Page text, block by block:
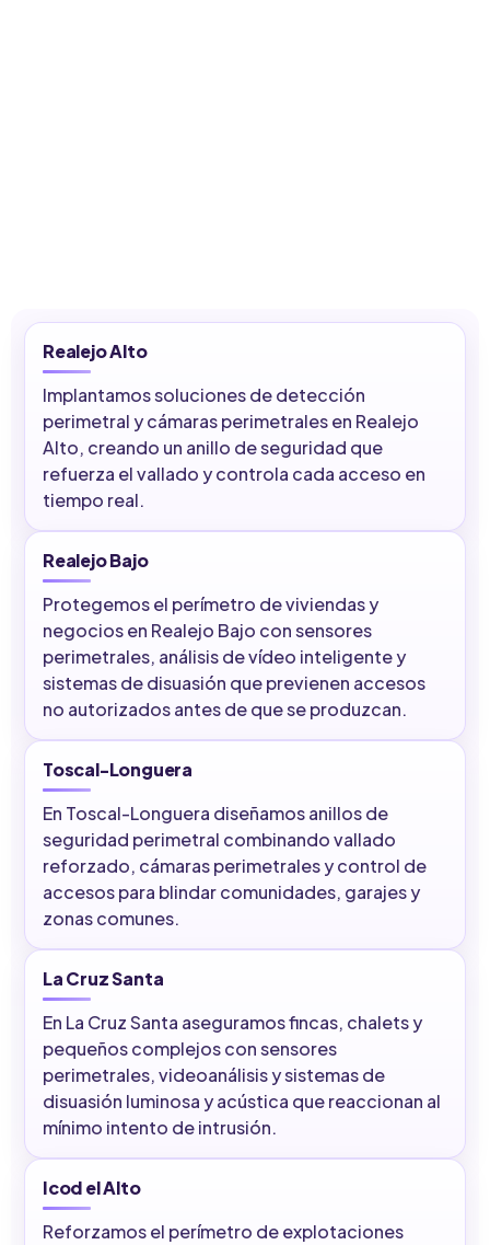
Realejo Alto
Implantamos soluciones de detección
perimetral y cámaras perimetrales en Realejo
Alto, creando un anillo de seguridad que
refuerza el vallado y controla cada acceso en
tiempo real.
Realejo Bajo
Protegemos el perímetro de viviendas y
negocios en Realejo Bajo con sensores
perimetrales, análisis de vídeo inteligente y
sistemas de disuasión que previenen accesos
no autorizados antes de que se produzcan.
Toscal-Longuera
En Toscal-Longuera diseñamos anillos de
seguridad perimetral combinando vallado
reforzado, cámaras perimetrales y control de
accesos para blindar comunidades, garajes y
zonas comunes.
La Cruz Santa
En La Cruz Santa aseguramos fincas, chalets y
pequeños complejos con sensores
perimetrales, videoanálisis y sistemas de
disuasión luminosa y acústica que reaccionan al
mínimo intento de intrusión.
Icod el Alto
Reforzamos el perímetro de explotaciones